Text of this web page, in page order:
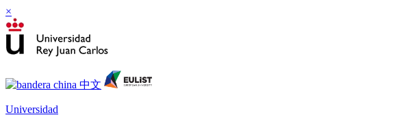
×
Universidad